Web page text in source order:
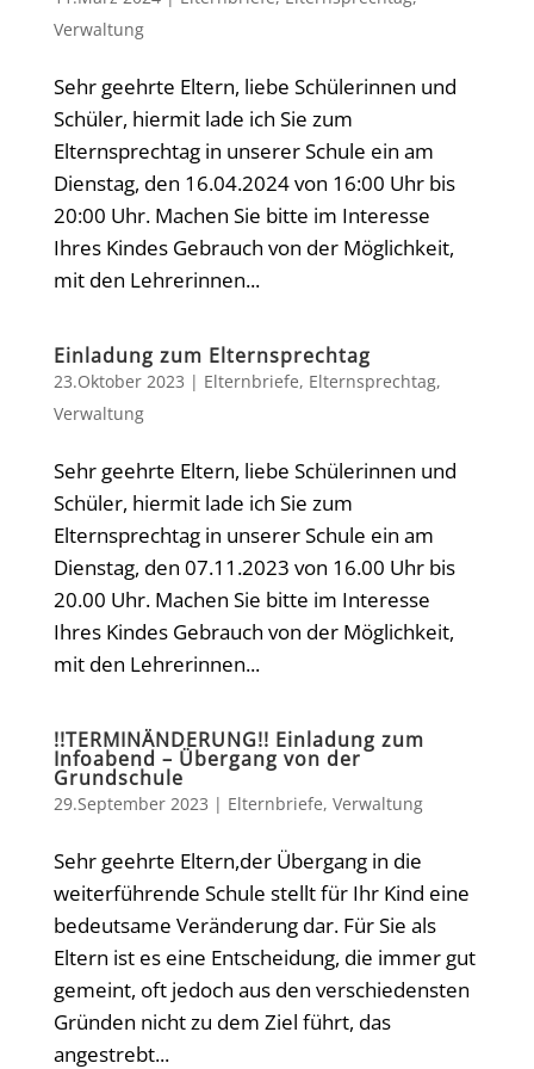
Verwaltung
Sehr geehrte Eltern, liebe Schülerinnen und
Schüler, hiermit lade ich Sie zum
Elternsprechtag in unserer Schule ein am
Dienstag, den 16.04.2024 von 16:00 Uhr bis
20:00 Uhr. Machen Sie bitte im Interesse
Ihres Kindes Gebrauch von der Möglichkeit,
mit den Lehrerinnen...
Einladung zum Elternsprechtag
23.Oktober 2023 | Elternbriefe, Elternsprechtag,
Verwaltung
Sehr geehrte Eltern, liebe Schülerinnen und
Schüler, hiermit lade ich Sie zum
Elternsprechtag in unserer Schule ein am
Dienstag, den 07.11.2023 von 16.00 Uhr bis
20.00 Uhr. Machen Sie bitte im Interesse
Ihres Kindes Gebrauch von der Möglichkeit,
mit den Lehrerinnen...
!!TERMINÄNDERUNG!! Einladung zum
Infoabend – Übergang von der
Grundschule
29.September 2023 | Elternbriefe, Verwaltung
Sehr geehrte Eltern,der Übergang in die
weiterführende Schule stellt für Ihr Kind eine
bedeutsame Veränderung dar. Für Sie als
Eltern ist es eine Entscheidung, die immer gut
gemeint, oft jedoch aus den verschiedensten
Gründen nicht zu dem Ziel führt, das
angestrebt...